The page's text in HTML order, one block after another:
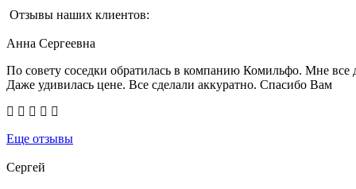
Отзывы наших клиентов:
Анна Сергеевна
По совету соседки обратилась в компанию Комильфо. Мне
Даже удивилась цене. Все сделали аккуратно. Спасибо Вам
Еще отзывы
Сергей